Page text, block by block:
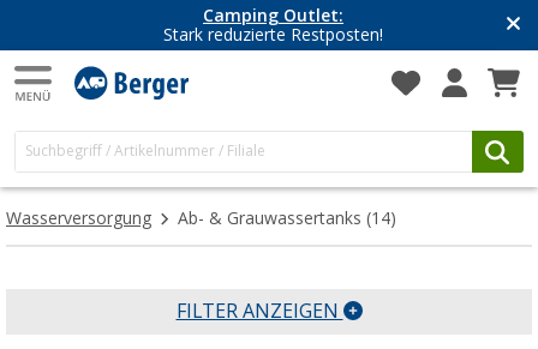
Camping Outlet:
Stark reduzierte Restposten!
Wasserversorgung Ab- & Grauwassertanks (14)
FILTER ANZEIGEN